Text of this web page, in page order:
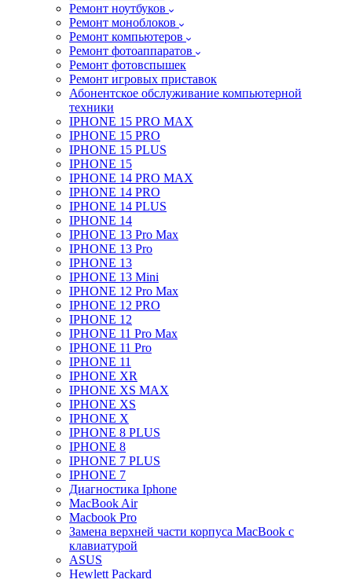
Ремонт ноутбуков
Ремонт моноблоков
Ремонт компьютеров
Ремонт фотоаппаратов
Ремонт фотовспышек
Ремонт игровых приставок
Абонентское обслуживание компьютерной
техники
IPHONE 15 PRO MAX
IPHONE 15 PRO
IPHONE 15 PLUS
IPHONE 15
IPHONE 14 PRO MAX
IPHONE 14 PRO
IPHONE 14 PLUS
IPHONE 14
IPHONE 13 Pro Max
IPHONE 13 Pro
IPHONE 13
IPHONE 13 Mini
IPHONE 12 Pro Max
IPHONE 12 PRO
IPHONE 12
IPHONE 11 Pro Max
IPHONE 11 Pro
IPHONE 11
IPHONE XR
IPHONE XS MAX
IPHONE XS
IPHONE X
IPHONE 8 PLUS
IPHONE 8
IPHONE 7 PLUS
IPHONE 7
Диагностика Iphone
MacBook Air
Macbook Pro
Замена верхней части корпуса MacBook с
клавиатурой
ASUS
Hewlett Packard